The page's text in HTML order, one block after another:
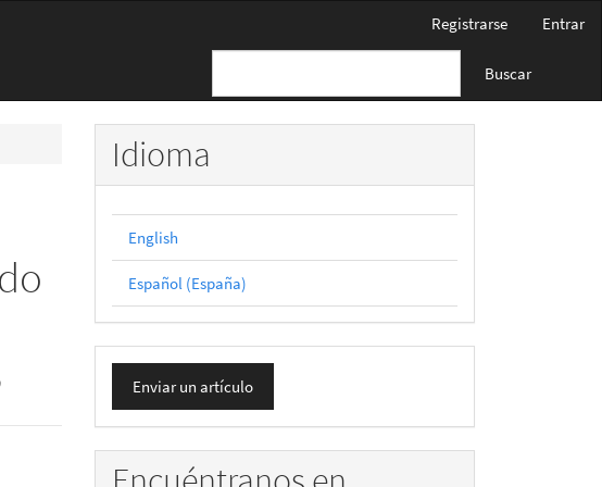
Registrarse Entrar
Buscar
Idioma
English
Español (España)
Enviar
un
artículo
Enviar un artículo